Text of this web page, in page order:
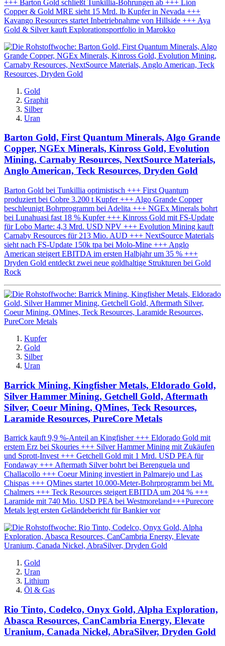
+++ Barton Gold schließt Tunkillia-Bohrungen ab +++ Lion
Copper & Gold MRE sieht 15 Mrd. lb Kupfer in Nevada +++
Kavango Resources startet Inbetriebnahme von Hillside +++ Aya
Gold & Silver kauft Explorationsportfolio in Marokko
Gold
Graphit
Silber
Uran
Barton Gold, First Quantum Minerals, Algo Grande
Copper, NGEx Minerals, Kinross Gold, Evolution
Mining, Carnaby Resources, NextSource Materials,
Anglo American, Teck Resources, Dryden Gold
Barton Gold bei Tunkillia optimistisch +++ First Quantum
produziert bei Cobre 3.200 t Kupfer +++ Algo Grande Copper
beschleunigt Bohrprogramm bei Adelita +++ NGEx Minerals bohrt
bei Lunahuasi fast 18 % Kupfer +++ Kinross Gold mit FS-Update
für Lobo Marte: 4,3 Mrd. USD NPV +++ Evolution Mining kauft
Carnaby Resources für 213 Mio. AUD +++ NextSource Materials
sieht nach FS-Update 150k tpa bei Molo-Mine +++ Anglo
American steigert EBITDA im ersten Halbjahr um 35 % +++
Dryden Gold entdeckt zwei neue goldhaltige Strukturen bei Gold
Rock
Kupfer
Gold
Silber
Uran
Barrick Mining, Kingfisher Metals, Eldorado Gold,
Silver Hammer Mining, Getchell Gold, Aftermath
Silver, Coeur Mining, QMines, Teck Resources,
Laramide Resources, PureCore Metals
Barrick kauft 9,9 %-Anteil an Kingfisher +++ Eldorado Gold mit
erstem Erz bei Skouries +++ Silver Hammer Mining mit Zukäufen
und Sprott-Invest +++ Getchell Gold mit 1 Mrd. USD PEA für
Fondaway +++ Aftermath Silver bohrt bei Berenguela und
Challacollo +++ Coeur Mining investiert in Palmarejo und Las
Chispas +++ QMines startet 10.000-Meter-Bohrprogramm bei Mt.
Chalmers +++ Teck Resources steigert EBITDA um 204 % +++
Laramide mit 740 Mio. USD PEA bei Westmoreland+++Purecore
Metals legt ersten Geländebericht für Bankier vor
Gold
Uran
Lithium
Öl & Gas
Rio Tinto, Codelco, Onyx Gold, Alpha Exploration,
Abasca Resources, CanCambria Energy, Elevate
Uranium, Canada Nickel, AbraSilver, Dryden Gold